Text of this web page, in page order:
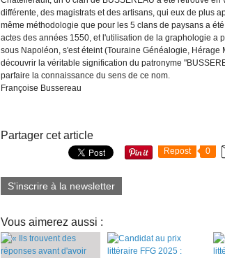
différente, des magistrats et des artisans, qui eux de plus
même méthodologie que pour les 5 clans de paysans a
actes des années 1550, et l'utilisation de la graphologie a
sous Napoléon, s'est éteint (Touraine Généalogie,
découvrir la véritable signification du patronyme
parfaire la connaissance du sens de ce nom.
Françoise Bussereau
Partager cet article
Repost 0
S'inscrire à la newsletter
Vous aimerez aussi :